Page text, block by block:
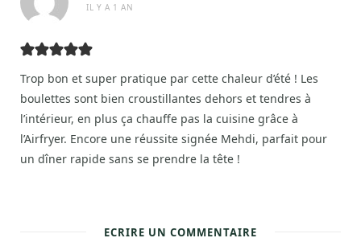
IL Y A 1 AN
Trop bon et super pratique par cette chaleur d’été ! Les
boulettes sont bien croustillantes dehors et tendres à
l’intérieur, en plus ça chauffe pas la cuisine grâce à
l’Airfryer. Encore une réussite signée Mehdi, parfait pour
un dîner rapide sans se prendre la tête !
ECRIRE UN COMMENTAIRE